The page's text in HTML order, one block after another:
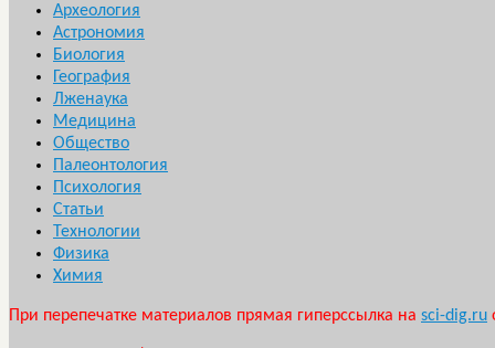
Археология
Астрономия
Биология
География
Лженаука
Медицина
Общество
Палеонтология
Психология
Статьи
Технологии
Физика
Химия
При перепечатке материалов прямая гиперссылка на sci-dig.ru